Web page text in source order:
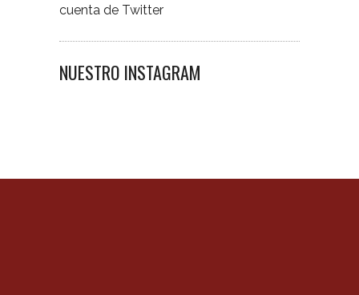
cuenta de Twitter
NUESTRO INSTAGRAM